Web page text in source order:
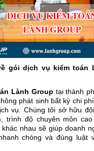
gói dịch vụ kiểm toán
Lành Group tại thành
phát sinh bất kỳ chi
vụ. Chúng tôi sở hữu
trình độ chuyên môn
nhau sẽ giúp doanh
chóng và đúng luật